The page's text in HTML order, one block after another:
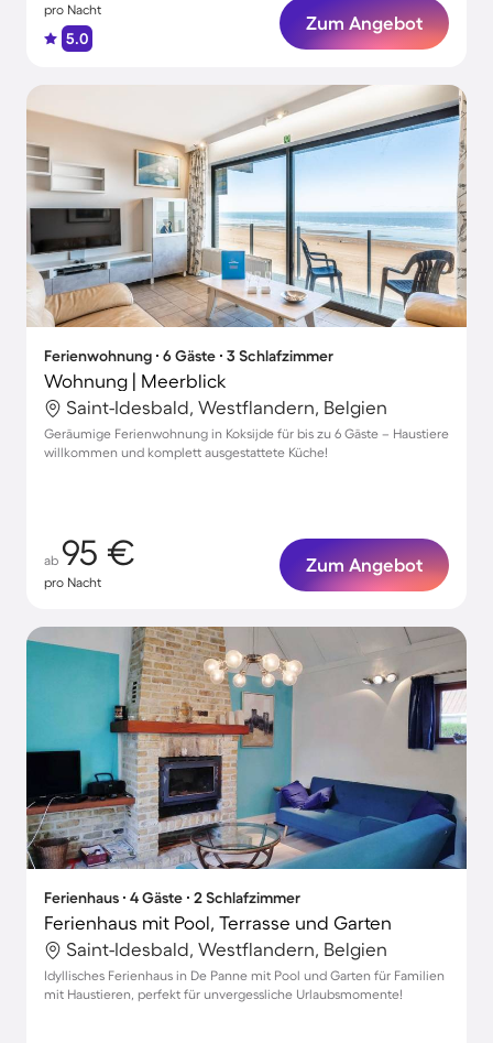
pro Nacht
5.0
Zum Angebot
Ferienwohnung ∙ 6 Gäste ∙ 3 Schlafzimmer
Wohnung | Meerblick
Saint-Idesbald, Westflandern, Belgien
Geräumige Ferienwohnung in Koksijde für bis zu 6 Gäste – Haustiere
willkommen und komplett ausgestattete Küche!
ab 95 €
pro Nacht
Zum Angebot
Ferienhaus ∙ 4 Gäste ∙ 2 Schlafzimmer
Ferienhaus mit Pool, Terrasse und Garten
Saint-Idesbald, Westflandern, Belgien
Idyllisches Ferienhaus in De Panne mit Pool und Garten für Familien
mit Haustieren, perfekt für unvergessliche Urlaubsmomente!